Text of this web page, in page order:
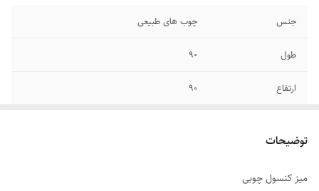
جنس چوب های طبیعی
طول ۹۰
ارتفاع ۹۰
توضیحات
میز کنسول چوبی